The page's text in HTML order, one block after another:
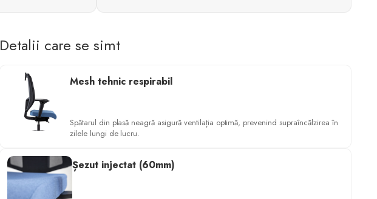
Detalii care se simt
Mesh tehnic respirabil
Spătarul din plasă neagră asigură ventilația optimă, prevenind supraîncălzirea în
zilele lungi de lucru.
Șezut injectat (60mm)